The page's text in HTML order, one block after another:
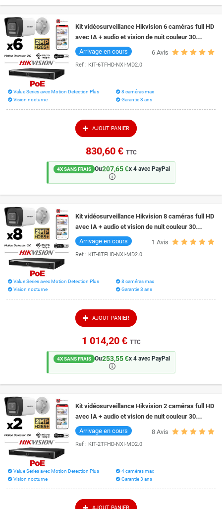
Kit vidéosurveillance Hikvision 6 caméras full HD
avec IA + audio et vision de nuit couleur 30
mètres Smart Hybrid Light
6Avis
Arrivage en cours
Ref : KIT-6TFHD-NXI-MD2.0
Value Series avec Motion Detection Plus
Vision nocturne
8 caméras max
Garantie 3 ans
AJOUT PANIER
830,60 € TTC
4X SANS FRAIS Ou207,65 €x 4 avec PayPal
🛈
Kit vidéosurveillance Hikvision 8 caméras full HD
avec IA + audio et vision de nuit couleur 30
mètres Smart Hybrid Light
1 Avis
Arrivage en cours
Ref : KIT-8TFHD-NXI-MD2.0
Value Series avec Motion Detection Plus
Vision nocturne
8 caméras max
Garantie 3 ans
AJOUT PANIER
1 014,20 € TTC
4X SANS FRAIS Ou253,55 €x 4 avec PayPal
🛈
Kit vidéosurveillance Hikvision 2 caméras full HD
avec IA + audio et vision de nuit couleur 30
mètres Smart Hybrid Light
8Avis
Arrivage en cours
Ref : KIT-2TFHD-NXI-MD2.0
Value Series avec Motion Detection Plus
Vision nocturne
4 caméras max
Garantie 3 ans